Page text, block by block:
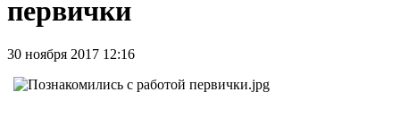
первички
30 ноября 2017 12:16